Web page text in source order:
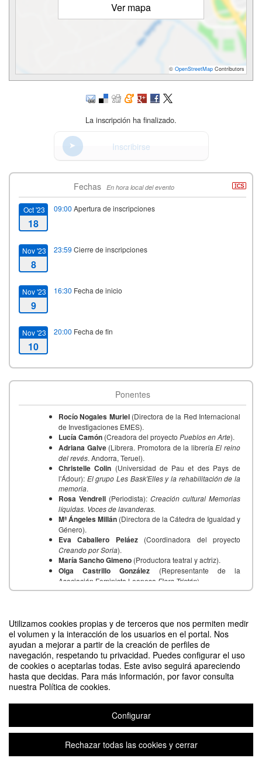
Utilizamos cookies propias y de terceros que nos permiten medir
el volumen y la interacción de los usuarios en el portal. Nos
ayudan a mejorar a partir de la creación de perfiles de
navegación, respetando tu privacidad. Puedes configurar el uso
de cookies o aceptarlas todas. Este aviso seguirá apareciendo
hasta que decidas. Para más información, por favor consulta
nuestra Política de cookies.
Configurar
Rechazar todas las cookies y cerrar
Ver mapa
© OpenStreetMap Contributors
La inscripción ha finalizado.
Inscribirse
Fechas En hora local del evento
Oct '23
18
09:00 Apertura de inscripciones
Nov '23
8
23:59 Cierre de inscripciones
Nov '23
9
16:30 Fecha de inicio
Nov '23
10
20:00 Fecha de fin
Ponentes
​​​​​​Rocío Nogales Muriel(Directora de la Red Internacional
de Investigaciones EMES).
Lucía Camón (Creadora del proyecto Pueblos en Arte).
Adriana Galve(Librera. Promotora de la libreríaEl reino
del revés. Andorra, Teruel).
Christelle Colin (Universidad de Pau et des Pays de
l'Ádour): El grupo Les Bask'Elles y la rehabilitación de la
memoria.
Rosa Vendrell (Periodista): Creación cultural Memorias
líquidas. Voces de lavanderas.
Mª Ángeles Millán (Directora de la Cátedra de Igualdad y
Género).
Eva Caballero Peláez(Coordinadora del proyecto
Creando por Soria).
María Sancho Gimeno (Productora teatral y actriz).
Olga Castrillo González (Representante de la
Asociación Feminista Leonesa Flora Tristán).
Beatriz Bañales(Directora de laFundación 3piedrasy
Carmen Peña Ardid(Universidad de Zaragoza. Dpto. de
Lingüística y Literaturas Hispánicas).
Mª Luz Hernández(Universidad de Zaragoza. Dpto. de
Geografía y Ordenación del Territorio).
Rosa Duarte(Universidad de Zaragoza. Dpto. de
Análisis Económico).
Luis Antonio Sáez(Universidad de Zaragoza. Director
del Centro de Estudios sobre la Despoblación y
Desarrollo de Áreas Rurales, CEDDAR).
(periodista).
(Técnica de Cultura-Diputación
Provincial de Huesca).
Pilar Machín (Gerente de CEDER Monegros y del
Proyecto Concilia. Gobierno de Aragón).
Contacto
Difunde tu evento poniendo el siguiente código en tu sitio
III Encuentro Mujeres-Cultura-Mundo Rural